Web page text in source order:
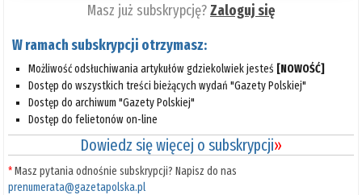
Masz już subskrypcję?Zaloguj się
W ramach subskrypcji otrzymasz:
Możliwość odsłuchiwania artykułów gdziekolwiek jesteś [NOWOŚĆ]
Dostęp do wszystkich treści bieżących wydań "Gazety Polskiej"
Dostęp do archiwum "Gazety Polskiej"
Dostęp do felietonów on-line
Dowiedz się więcej o subskrypcji»
*Masz pytania odnośnie subskrypcji? Napisz do nas
prenumerata@gazetapolska.pl